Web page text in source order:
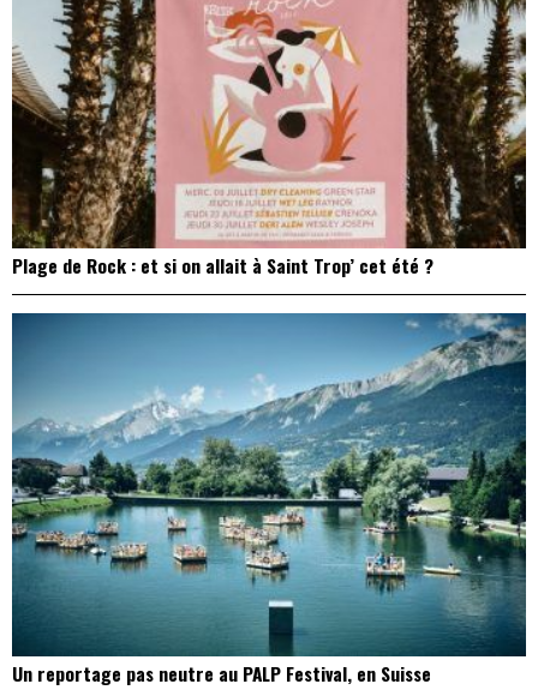
Plage de Rock : et si on allait à Saint Trop’ cet été ?
Un reportage pas neutre au PALP Festival, en Suisse